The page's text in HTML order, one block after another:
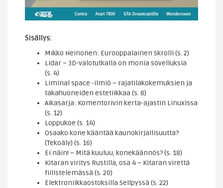
Sisällys:
Mikko Heinonen: Eurooppalainen Skrolli (s. 2)
Lidar – 3D-valotutkalla on monia sovelluksia
(s. 4)
Liminal space -ilmiö – rajatilakokemuksien ja
takahuoneiden estetiikkaa (s. 8)
Aikasarja: Komentorivin kerta-ajastin Linuxissa
(s. 12)
Loppukoe (s. 14)
Osaako kone kääntää kaunokirjallisuutta?
(Tekoäly) (s. 16)
Ei näin! – Mitä kuuluu, konekäännös? (s. 18)
Kitaran viritys Rustilla, osa 4 – Kitaran virettä
fiilistelemässä (s. 20)
Elektroniikkaostoksilla Sellpyssä (s. 22)